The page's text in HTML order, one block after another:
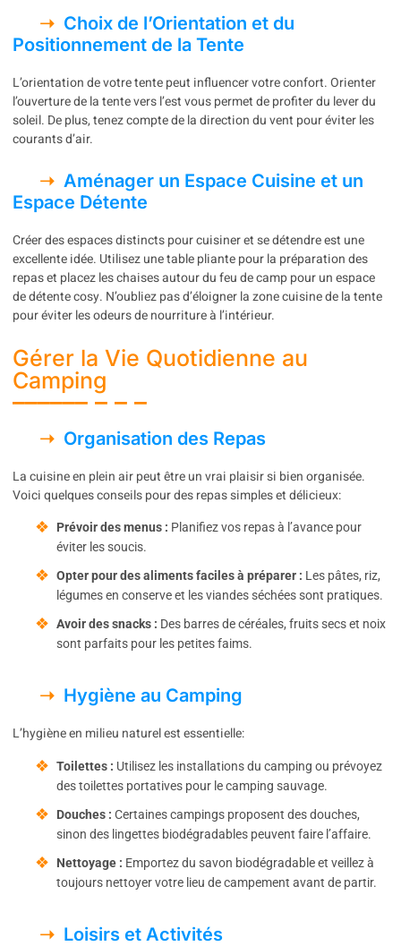
Choix de l’Orientation et du
Positionnement de la Tente
L’orientation de votre tente peut influencer votre confort. Orienter
l’ouverture de la tente vers l’est vous permet de profiter du lever du
soleil. De plus, tenez compte de la direction du vent pour éviter les
courants d’air.
Aménager un Espace Cuisine et un
Espace Détente
Créer des espaces distincts pour cuisiner et se détendre est une
excellente idée. Utilisez une table pliante pour la préparation des
repas et placez les chaises autour du feu de camp pour un espace
de détente cosy. N’oubliez pas d’éloigner la zone cuisine de la tente
pour éviter les odeurs de nourriture à l’intérieur.
Gérer la Vie Quotidienne au
Camping
Organisation des Repas
La cuisine en plein air peut être un vrai plaisir si bien organisée.
Voici quelques conseils pour des repas simples et délicieux:
Prévoir des menus : Planifiez vos repas à l’avance pour
éviter les soucis.
Opter pour des aliments faciles à préparer : Les pâtes, riz,
légumes en conserve et les viandes séchées sont pratiques.
Avoir des snacks : Des barres de céréales, fruits secs et noix
sont parfaits pour les petites faims.
Hygiène au Camping
L’hygiène en milieu naturel est essentielle:
Toilettes : Utilisez les installations du camping ou prévoyez
des toilettes portatives pour le camping sauvage.
Douches : Certaines campings proposent des douches,
sinon des lingettes biodégradables peuvent faire l’affaire.
Nettoyage : Emportez du savon biodégradable et veillez à
toujours nettoyer votre lieu de campement avant de partir.
Loisirs et Activités